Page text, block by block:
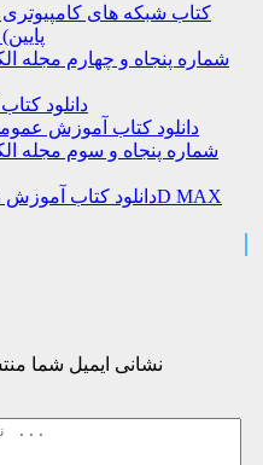
کتاب شبکه های کامپیوتری
شماره پنجاه و چهارم مجله
دانلود
دانلود کتاب آموزش
شماره پنجاه و سوم مجله
دانلود کتاب آموزش نرم افزار سه بعدی سازی 3D MAX
نشانی ایمیل شما